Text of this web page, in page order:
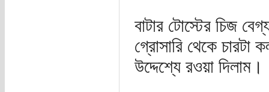
বাটার টোস্টের চিজ
গ্রোসারি থেকে চারটা
উদ্দেশ্যে রওয়া দিলাম।